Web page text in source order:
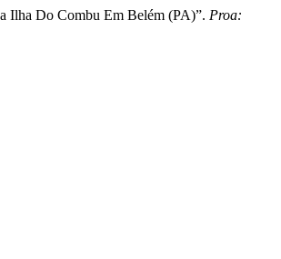
Ilha Do Combu Em Belém (PA)”. Proa: